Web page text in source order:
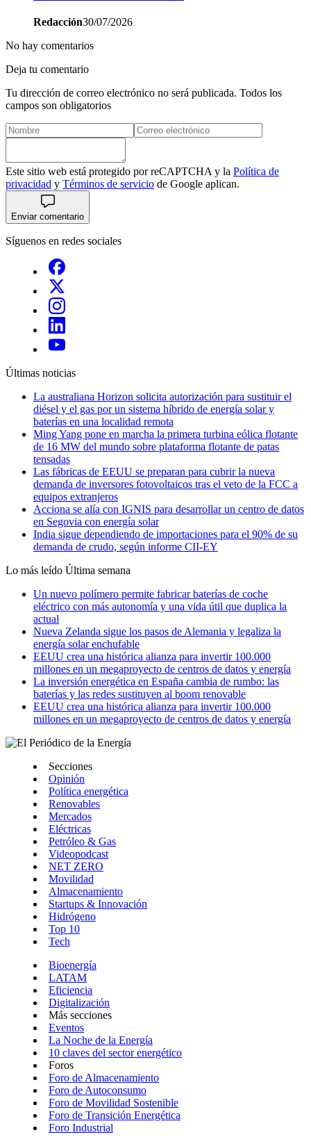
Redacción30/07/2026
No hay comentarios
Deja tu comentario
Tu dirección de correo electrónico no será publicada. Todos los
campos son obligatorios
Este sitio web está protegido por reCAPTCHA y la Política de
privacidad y Términos de servicio de Google aplican.
Enviar comentario
Síguenos en redes sociales
Últimas noticias
La australiana Horizon solicita autorización para sustituir el
diésel y el gas por un sistema híbrido de energía solar y
baterías en una localidad remota
Ming Yang pone en marcha la primera turbina eólica flotante
de 16 MW del mundo sobre plataforma flotante de patas
tensadas
Las fábricas de EEUU se preparan para cubrir la nueva
demanda de inversores fotovoltaicos tras el veto de la FCC a
equipos extranjeros
Acciona se alía con IGNIS para desarrollar un centro de datos
en Segovia con energía solar
India sigue dependiendo de importaciones para el 90% de su
demanda de crudo, según informe CII-EY
Lo más leído Última semana
Un nuevo polímero permite fabricar baterías de coche
eléctrico con más autonomía y una vida útil que duplica la
actual
Nueva Zelanda sigue los pasos de Alemania y legaliza la
energía solar enchufable
EEUU crea una histórica alianza para invertir 100.000
millones en un megaproyecto de centros de datos y energía
La inversión energética en España cambia de rumbo: las
baterías y las redes sustituyen al boom renovable
EEUU crea una histórica alianza para invertir 100.000
millones en un megaproyecto de centros de datos y energía
Secciones
Opinión
Política energética
Renovables
Mercados
Eléctricas
Petróleo & Gas
Videopodcast
NET ZERO
Movilidad
Almacenamiento
Startups & Innovación
Hidrógeno
Top 10
Tech
Bioenergía
LATAM
Eficiencia
Digitalización
Más secciones
Eventos
La Noche de la Energía
10 claves del sector energético
Foros
Foro de Almacenamiento
Foro de Autoconsumo
Foro de Movilidad Sostenible
Foro de Transición Energética
Foro Industrial